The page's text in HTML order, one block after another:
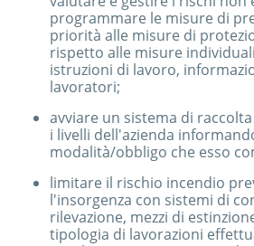
programmare le misure di
priorità alle misure di
rispetto alle misure
istruzioni di lavoro,
lavoratori;
avviare un sistema di
i livelli dell'azienda
modalità/obbligo che esso
limitare il rischio incendio
l'insorgenza con sistemi di
rilevazione, mezzi di
tipologia di lavorazioni